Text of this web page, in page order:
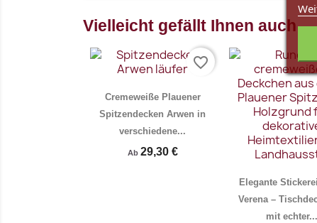
Vielleicht gefällt Ihnen auch
Cremeweiße Plauener
Spitzendecken Arwen in
verschiedene...
Ab 29,30 €
favorite_border
Elegante
Verena –
mit echter...